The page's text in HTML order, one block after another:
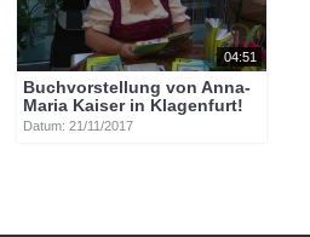
04:51
Buchvorstellung von Anna-
Maria Kaiser in Klagenfurt!
Datum: 21/11/2017